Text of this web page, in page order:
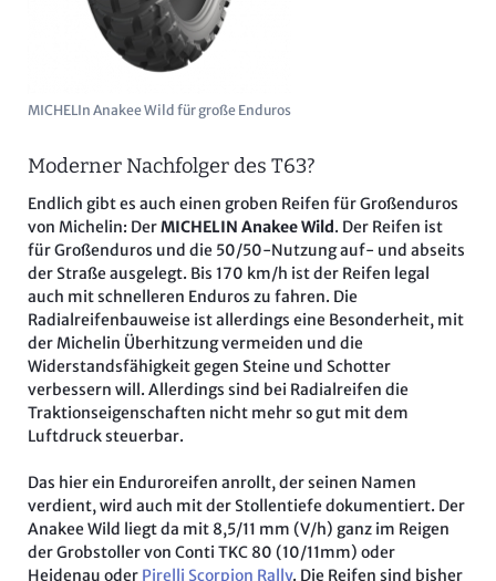
MICHELIn Anakee Wild für große Enduros
Moderner Nachfolger des T63?
Endlich gibt es auch einen groben Reifen für Großenduros
von Michelin: DerMICHELIN Anakee Wild . Der Reifen ist
für Großenduros und die 50/50-Nutzung auf- und abseits
der Straße ausgelegt. Bis 170 km/h ist der Reifen legal
auch mit schnelleren Enduros zu fahren. Die
Radialreifenbauweise ist allerdings eine Besonderheit, mit
der Michelin Überhitzung vermeiden und die
Widerstandsfähigkeit gegen Steine und Schotter
verbessern will. Allerdings sind bei Radialreifen die
Traktionseigenschaften nicht mehr so gut mit dem
Luftdruck steuerbar.
Das hier ein Enduroreifen anrollt, der seinen Namen
verdient, wird auch mit der Stollentiefe dokumentiert. Der
Anakee Wild liegt da mit 8,5/11 mm (V/h) ganz im Reigen
der Grobstoller von Conti TKC 80 (10/11mm) oder
Heidenau oder Pirelli Scorpion Rally. Die Reifen sind bisher